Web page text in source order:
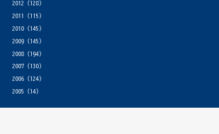
2012 (128)
2011
(115)
2010(145)
2009(145)
2008(194)
2007(130)
2006(124)
2005 (14)